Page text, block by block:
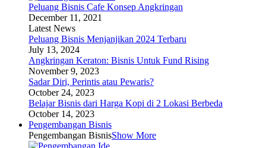
Peluang Bisnis Cafe Konsep Angkringan
December 11, 2021
Latest News
Peluang Bisnis Menjanjikan 2024 Terbaru
July 13, 2024
Angkringan Keraton: Bisnis Untuk Fund Rising
November 9, 2023
Sadar Diri, Perintis atau Pewaris?
October 24, 2023
Belajar Bisnis dari Harga Kopi di 2 Lokasi Berbeda
October 14, 2023
Pengembangan Bisnis
Pengembangan BisnisShow More